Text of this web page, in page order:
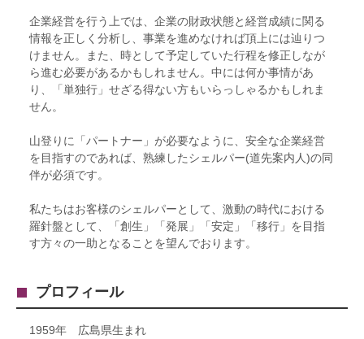
企業経営を行う上では、企業の財政状態と経営成績に関る
情報を正しく分析し、事業を進めなければ頂上には辿りつ
けません。また、時として予定していた行程を修正しなが
ら進む必要があるかもしれません。中には何か事情があ
り、「単独行」せざる得ない方もいらっしゃるかもしれま
せん。
山登りに「パートナー」が必要なように、安全な企業経営
を目指すのであれば、熟練したシェルパー(道先案内人)の同
伴が必須です。
私たちはお客様のシェルパーとして、激動の時代における
羅針盤として、「創生」「発展」「安定」「移行」を目指
す方々の一助となることを望んでおります。
プロフィール
1959年 広島県生まれ